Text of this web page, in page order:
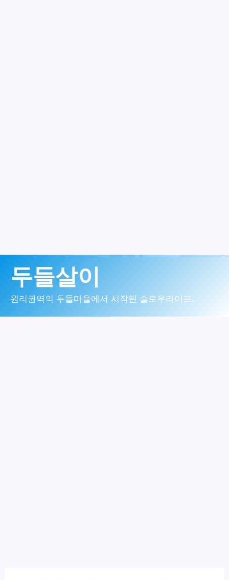
로
두들살이
원리권역의 두들마을에서 시작된 슬로우라이프.